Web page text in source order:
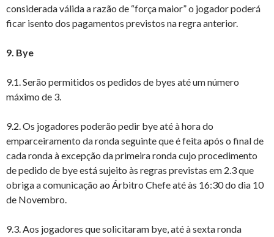
considerada válida a razão de “força maior” o jogador poderá
ficar isento dos pagamentos previstos na regra anterior.
9. Bye
9.1. Serão permitidos os pedidos de byes até um número
máximo de 3.
9.2. Os jogadores poderão pedir bye até à hora do
emparceiramento da ronda seguinte que é feita após o final de
cada ronda à excepção da primeira ronda cujo procedimento
de pedido de bye está sujeito às regras previstas em 2.3 que
obriga a comunicação ao Árbitro Chefe até às 16:30 do dia 10
de Novembro.
9.3. Aos jogadores que solicitaram bye, até à sexta ronda